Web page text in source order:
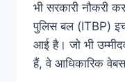
भी सरकारी नौकरी
पुलिस बल (ITBP)
आई है। जो भी
हैं, वे आधिकारिक